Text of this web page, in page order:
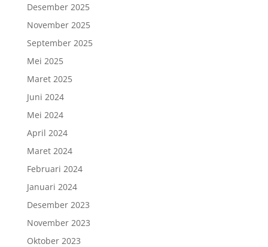
Desember 2025
November 2025
September 2025
Mei 2025
Maret 2025
Juni 2024
Mei 2024
April 2024
Maret 2024
Februari 2024
Januari 2024
Desember 2023
November 2023
Oktober 2023